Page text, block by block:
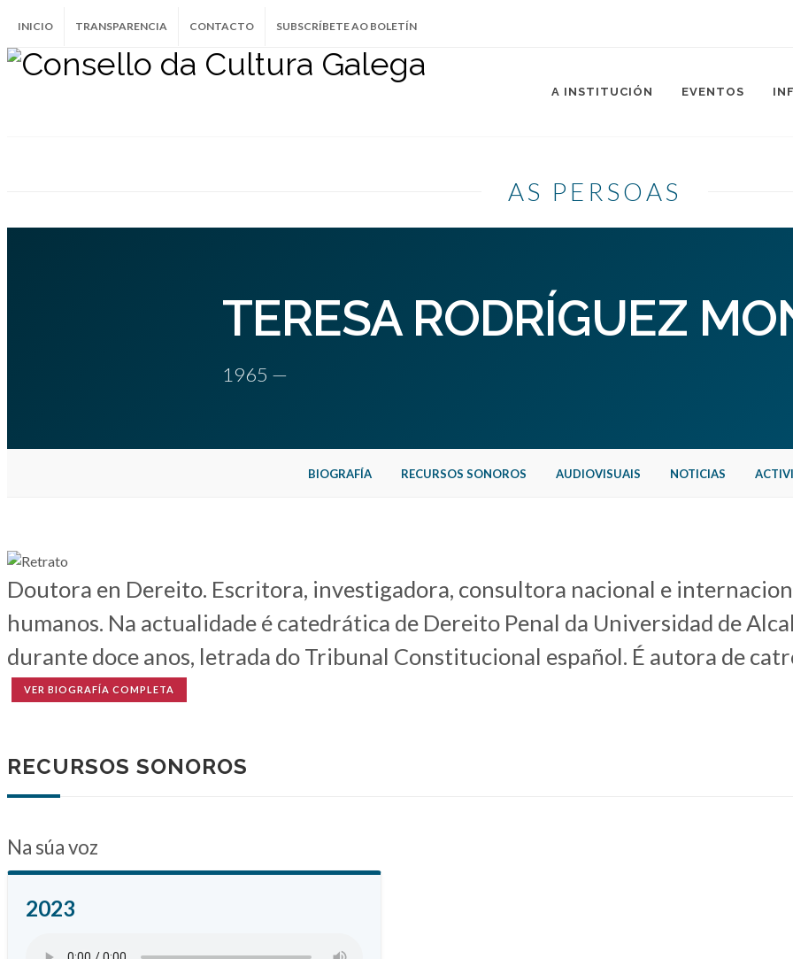
INICIO TRANSPARENCIA CONTACTO SUBSCRÍBETE AO BOLETÍN
A INSTITUCIÓN EVENTOS
AS PERSOAS
TERESA RODRÍGUEZ
1965 —
BIOGRAFÍA RECURSOS SONOROS AUDIOVISUAIS NOTICIAS
Doutora en Dereito. Escritora, investigadora, consultora nacional e
humanos. Na actualidade é catedrática de Dereito Penal da Universidad de
durante doce anos, letrada do Tribunal Constitucional español. É autora de
VER BIOGRAFÍA COMPLETA
RECURSOS SONOROS
Na súa voz
2023